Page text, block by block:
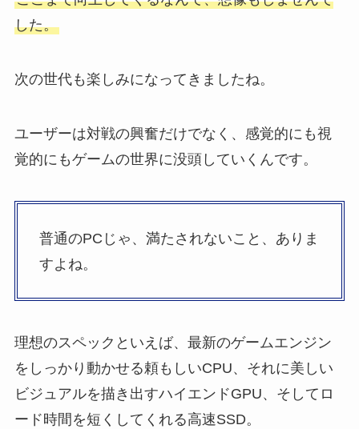
した。
次の世代も楽しみになってきましたね。
ユーザーは対戦の興奮だけでなく、感覚的にも視
覚的にもゲームの世界に没頭していくんです。
普通のPCじゃ、満たされないこと、ありま
すよね。
理想のスペックといえば、最新のゲームエンジン
をしっかり動かせる頼もしいCPU、それに美しい
ビジュアルを描き出すハイエンドGPU、そしてロ
ード時間を短くしてくれる高速SSD。